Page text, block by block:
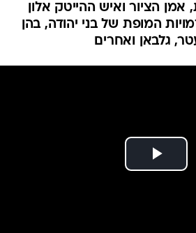
80 שעות, אמן הציור ואיש ההייטק אלון
המופת של בני יהודה, בהן
גלבאן ואחרים